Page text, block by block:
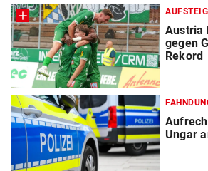
Austria
gegen
Rekord
Ungar